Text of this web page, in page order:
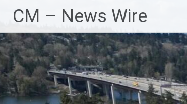
Inhalt
springen
CM – News Wire